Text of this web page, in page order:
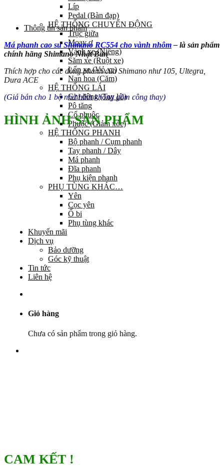
Líp
Pedal (Bàn đạp)
HỆ THỐNG CHUYỂN ĐỘNG
Trục giữa
Moay ơ
Vành xe (Niềng)
Săm xe (Ruột xe)
Lốp xe (Vỏ xe)
Nan hoa (Căm)
HỆ THỐNG LÁI
Ghi đông (Tay lái)
Pô tăng
Cổ phuộc
Phuộc (Giảm xóc)
HỆ THỐNG PHANH
Bộ phanh / Cụm phanh
Tay phanh / Dây
Má phanh
Đĩa phanh
Phụ kiện phanh
PHỤ TÙNG KHÁC…
Yên
Cọc yên
Ổ bi
Phụ tùng khác
Khuyến mãi
Dịch vụ
Bảo dưỡng
Góc kỹ thuật
Tin tức
Liên hệ
Giỏ hàng
Chưa có sản phẩm trong giỏ hàng.
Thông tin sản phẩm
Má phanh cao su Shimano RC554 cho vành nhôm– là sản phẩm
chính hãng Shimano Nhật Bản
Thích hợp cho các dòng phanh của Shimano như 105, Ultegra,
Dura ACE
(Giá bán cho 1 bộ như hình không gồm công thay)
HÌNH ẢNH SẢN PHẨM
CAM KẾT !